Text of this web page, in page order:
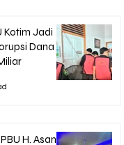
Kotim Jadi
Dana
H. Asan